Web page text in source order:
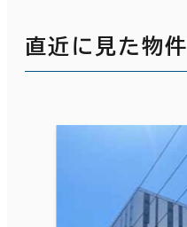
直近に見た物件